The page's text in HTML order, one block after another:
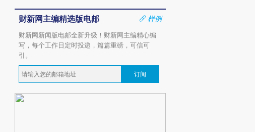
财新网主编精选版电邮
样例
财新网新闻版电邮全新升级！财新网主编精心编
写，每个工作日定时投递，篇篇重磅，可信可
引。
订阅